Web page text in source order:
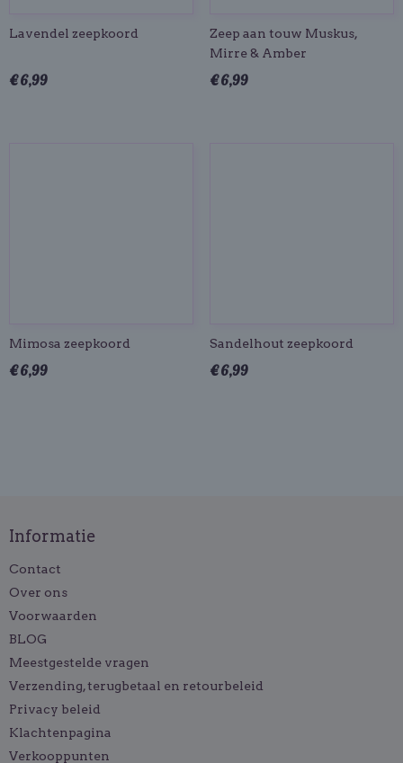
Lavendel zeepkoord
€ 6,99
Zeep aan touw Muskus,
Mirre & Amber
€ 6,99
Mimosa zeepkoord
€ 6,99
Sandelhout zeepkoord
€ 6,99
Informatie
Contact
Over ons
Voorwaarden
BLOG
Meestgestelde vragen
Verzending, terugbetaal en retourbeleid
Privacy beleid
Klachtenpagina
Verkooppunten